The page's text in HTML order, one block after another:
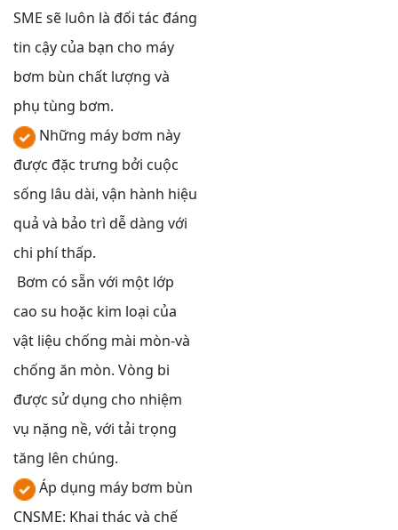
SME sẽ luôn là đối tác đáng
tin cậy của bạn cho máy
bơm bùn chất lượng và
phụ tùng bơm.
Những máy bơm này
được đặc trưng bởi cuộc
sống lâu dài, vận hành hiệu
quả và bảo trì dễ dàng với
chi phí thấp.
Bơm có sẵn với một lớp
cao su hoặc kim loại của
vật liệu chống mài mòn-và
chống ăn mòn. Vòng bi
được sử dụng cho nhiệm
vụ nặng nề, với tải trọng
tăng lên chúng.
Áp dụng máy bơm bùn
CNSME: Khai thác và chế